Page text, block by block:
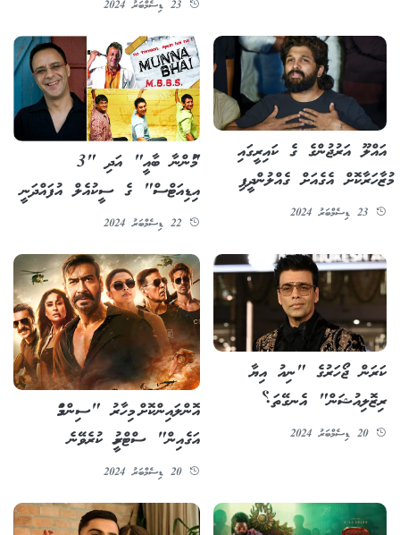
އައްލޫ އަރުޖުންގެ ގެ ކައިރީގައި
މުޒާހަރާކޮށް އެގެއަށް ގެއްލުންދީފި
"މުންނާ ބާއީ" އަދި "3
އިޑިއަޓްސް" ގެ ސީކުއެލް އުފައްދަނީ
ކަރަން ޖޯހަރުގެ "ނިއު އިޔާ
ރިޒޮލިއުޝަން" އެނގޭތަ؟
20 ޑިސެމްބަރު 2024
އޮންލައިންކޮށް މިހާރު "ސިންގަމް
އަގެއިން" ސްޓްރީމު ކުރެވޭނެ
20 ޑިސެމްބަރު 2024